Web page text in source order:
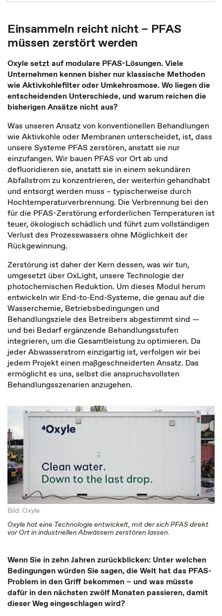
Einsammeln reicht nicht – PFAS
müssen zerstört werden
Oxyle setzt auf modulare PFAS-Lösungen. Viele
Unternehmen kennen bisher nur klassische Methoden
wie Aktivkohlefilter oder Umkehrosmose. Wo liegen die
entscheidenden Unterschiede, und warum reichen die
bisherigen Ansätze nicht aus?
Was unseren Ansatz von konventionellen Behandlungen
wie Aktivkohle oder Membranen unterscheidet, ist, dass
unsere Systeme PFAS zerstören, anstatt sie nur
einzufangen. Wir bauen PFAS vor Ort ab und
defluoridieren sie, anstatt sie in einem sekundären
Abfallstrom zu konzentrieren, der weiterhin gehandhabt
und entsorgt werden muss – typischerweise durch
Hochtemperaturverbrennung. Die Verbrennung bei den
für die PFAS-Zerstörung erforderlichen Temperaturen ist
teuer, ökologisch schädlich und führt zum vollständigen
Verlust des Prozesswassers ohne Möglichkeit der
Rückgewinnung.
Zerstörung ist daher der Kern dessen, was wir tun,
umgesetzt über OxLight, unsere Technologie der
photochemischen Reduktion. Um dieses Modul herum
entwickeln wir End-to-End-Systeme, die genau auf die
Wasserchemie, Betriebsbedingungen und
Behandlungsziele des Betreibers abgestimmt sind —
und bei Bedarf ergänzende Behandlungsstufen
integrieren, um die Gesamtleistung zu optimieren. Da
jeder Abwasserstrom einzigartig ist, verfolgen wir bei
jedem Projekt einen maßgeschneiderten Ansatz. Das
ermöglicht es uns, selbst die anspruchsvollsten
Behandlungsszenarien anzugehen.
Bild: Oxyle
Oxyle hat eine Technologie entwickelt, mit der sich PFAS direkt
vor Ort in industriellen Abwässern zerstören lassen.
Wenn Sie in zehn Jahren zurückblicken: Unter welchen
Bedingungen würden Sie sagen, die Welt hat das PFAS-
Problem in den Griff bekommen – und was müsste
dafür in den nächsten zwölf Monaten passieren, damit
dieser Weg eingeschlagen wird?